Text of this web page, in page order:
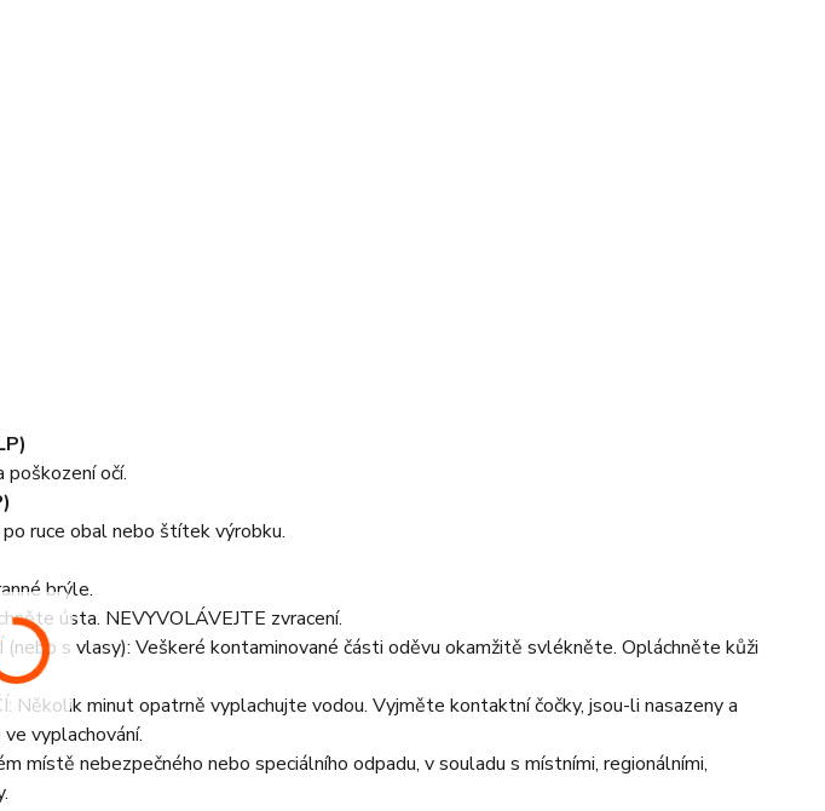
očí.
ruce obal nebo štítek výrobku.
brýle.
ústa. NEVYVOLÁVEJTE zvracení.
s vlasy): Veškeré kontaminované části oděvu okamžitě svlékněte. Opláchněte kůži
minut opatrně vyplachujte vodou. Vyjměte kontaktní čočky, jsou-li nasazeny a
vyplachování.
místě nebezpečného nebo speciálního odpadu, v souladu s místními, regionálními,